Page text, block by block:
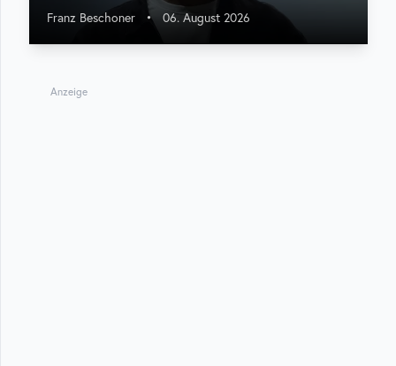
Franz Beschoner • 06. August 2026
Anzeige